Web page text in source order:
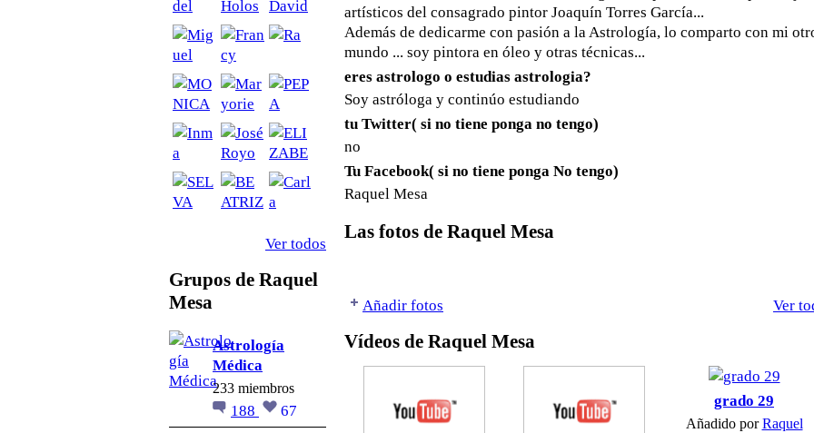
Ver todos
Grupos de Raquel
Mesa
Astrología
Médica
233 miembros
188 67
artísticos del consagrado pintor Joaquín Torres García...
Además de dedicarme con pasión a la Astrología, lo comparto con mi
mundo ... soy pintora en óleo y otras técnicas...
eres astrologo o estudias astrologia?
Soy astróloga y continúo estudiando
tu Twitter( si no tiene ponga no tengo)
no
Tu Facebook( si no tiene ponga No tengo)
Raquel Mesa
Las fotos de Raquel Mesa
Añadir fotos Ver
Vídeos de Raquel Mesa
grado 29
Añadido porRaquel